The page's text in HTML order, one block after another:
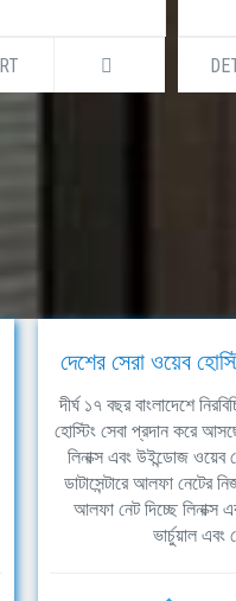
DETAILS
দেশের সেরা ওয়েব
দীর্ঘ ১৭ বছর বাংলাদেশে
হোস্টিং সেবা প্রদান করে
লিনাক্স এবং উইন্ডোজ ওয়েব
ডাটাসেন্টারে আলফা নেটের
আলফা নেট দিচ্ছে লিনাক্স
ভার্চুয়াল এবং